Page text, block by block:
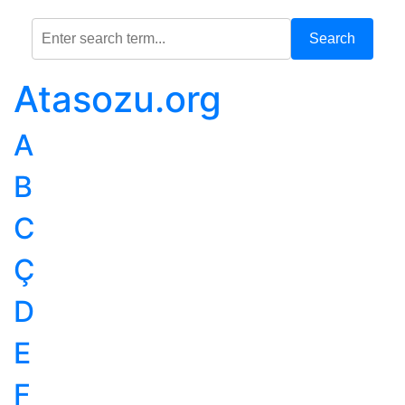
Search
Atasozu.org
A
B
C
Ç
D
E
F